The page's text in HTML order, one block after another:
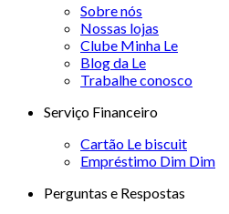
Sobre nós
Nossas lojas
Clube Minha Le
Blog da Le
Trabalhe conosco
Serviço Financeiro
Cartão Le biscuit
Empréstimo Dim Dim
Perguntas e Respostas